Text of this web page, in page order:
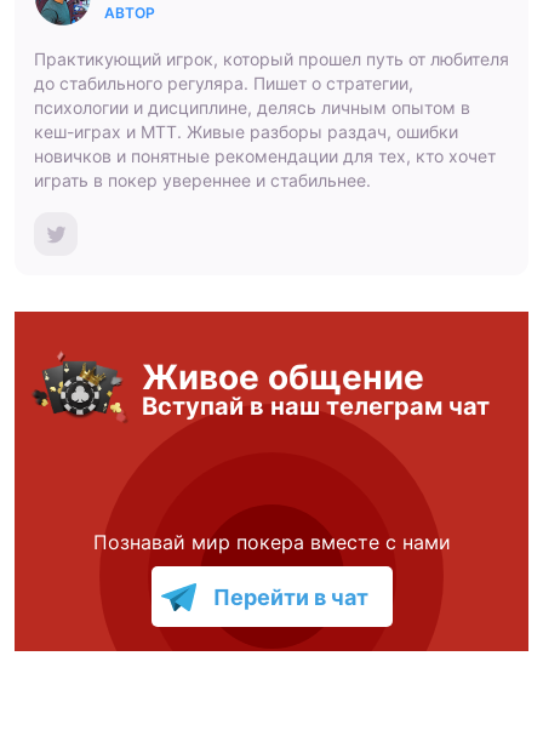
АВТОР
Практикующий игрок, который прошел путь от любителя
до стабильного регуляра. Пишет о стратегии,
психологии и дисциплине, делясь личным опытом в
кеш-играх и МТТ. Живые разборы раздач, ошибки
новичков и понятные рекомендации для тех, кто хочет
играть в покер увереннее и стабильнее.
Живое общение
Вступай в наш телеграм чат
Познавай мир покера вместе с нами
Перейти в чат